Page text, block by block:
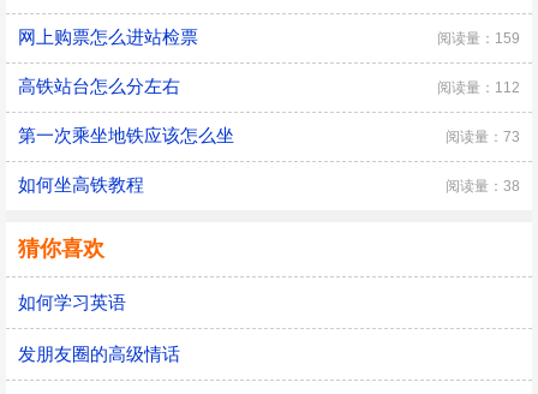
网上购票怎么进站检票 阅读量：159
高铁站台怎么分左右 阅读量：112
第一次乘坐地铁应该怎么坐 阅读量：73
如何坐高铁教程 阅读量：38
猜你喜欢
如何学习英语
发朋友圈的高级情话